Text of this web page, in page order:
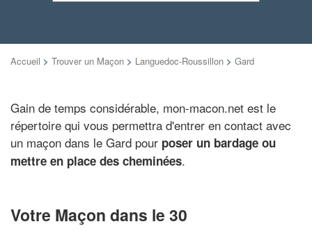
Accueil > Trouver un Maçon > Languedoc-Roussillon > Gard
Gain de temps considérable, mon-macon.net est le
répertoire qui vous permettra d'entrer en contact avec
un maçon dans le Gard pour poser un bardage ou
mettre en place des cheminées.
Votre Maçon dans le 30